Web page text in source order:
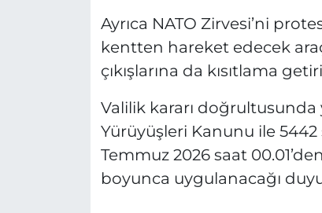
Ayrıca NATO Zirvesi’ni
kentten hareket edecek araç
çıkışlarına da kısıtlama
Valilik kararı doğrultusunda
Yürüyüşleri Kanunu ile 5442
Temmuz 2026 saat
boyunca uygulanacağı